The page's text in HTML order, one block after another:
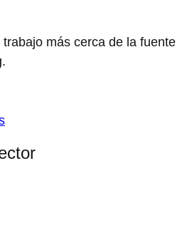
más cerca de la fuente